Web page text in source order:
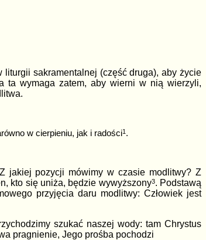
sakramentalnej (część druga), aby życie
ta wymaga zatem, aby wierni w nią wierzyli,
w cierpieniu, jak i radości1 .
jakiej pozycji mówimy w czasie modlitwy? Z
kto się uniża, będzie wywyższony3. Podstawą
przyjęcia daru modlitwy: Człowiek jest
szukać naszej wody: tam Chrystus
pragnienie, Jego prośba pochodzi